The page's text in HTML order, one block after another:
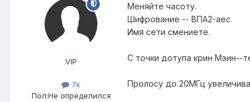
VIP
7k
Пол:Не определился
Меняйте часоту.
Шифрование -- ВПА2-аес
Имя сети смениете.
С точки дотупа крин Мэин--
Пролосу до 20МГц